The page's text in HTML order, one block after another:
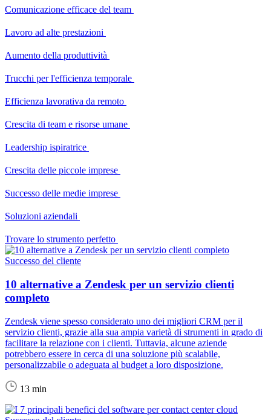
Comunicazione efficace del team
Lavoro ad alte prestazioni
Aumento della produttività
Trucchi per l'efficienza temporale
Efficienza lavorativa da remoto
Crescita di team e risorse umane
Leadership ispiratrice
Crescita delle piccole imprese
Successo delle medie imprese
Soluzioni aziendali
Trovare lo strumento perfetto
Successo del cliente
10 alternative a Zendesk per un servizio clienti
completo
Zendesk viene spesso considerato uno dei migliori CRM per il
servizio clienti, grazie alla sua ampia varietà di strumenti in grado di
facilitare la relazione con i clienti. Tuttavia, alcune aziende
potrebbero essere in cerca di una soluzione più scalabile,
personalizzabile o adeguata al budget a loro disposizione.
13 min